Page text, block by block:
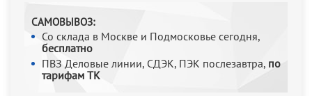
САМОВЫВОЗ:
Со склада в Москве и Подмосковье сегодня,
бесплатно
ПВЗ Деловые линии, СДЭК, ПЭК послезавтра, по
тарифам ТК